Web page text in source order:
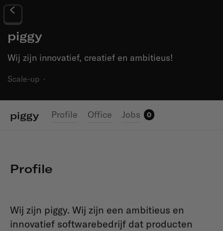
piggy
Wij zijn innovatief, creatief en ambitieus!
Scale-up ·
piggy Profile Office Jobs 0
Profile
Wij zijn piggy. Wij zijn een ambitieus en
innovatief softwarebedrijf dat producten